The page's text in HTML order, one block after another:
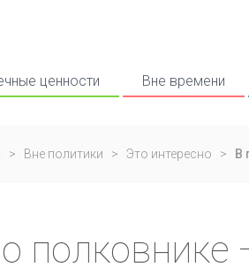
ценности Вне времени
> Вне политики > Это интересно > В